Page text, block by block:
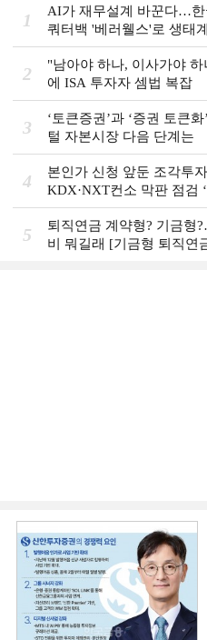
1
AI가 재무설계 바꾼다…한
쿼터백 '베러웰스'로 생태
2
"남아야 하나, 이사가야
에 ISA 투자자 셈법 복잡
3
‘토큰증권’과 ‘증권 토큰
털 자본시장 다음 단계는
4
본인가 신청 앞둔 조각투
KDX·NXT컨소 막판 점검
5
퇴직연금 계약형? 기금형
비 뭐길래 [기금형 퇴직연